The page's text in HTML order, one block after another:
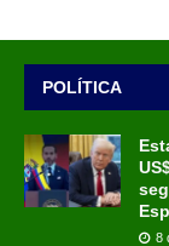
POLÍTICA
8